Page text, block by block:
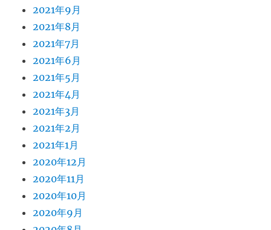
2021年9月
2021年8月
2021年7月
2021年6月
2021年5月
2021年4月
2021年3月
2021年2月
2021年1月
2020年12月
2020年11月
2020年10月
2020年9月